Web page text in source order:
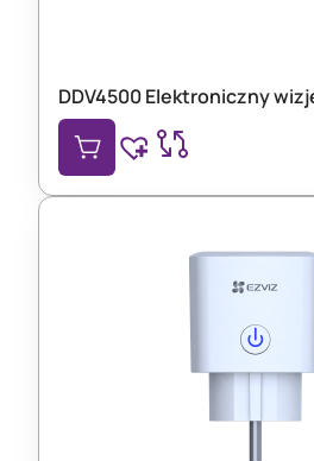
DDV4500 Elektroniczny